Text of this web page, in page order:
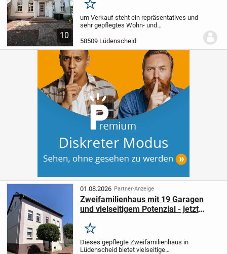
10
stadtzentraler Lage…
Merken
um Verkauf steht ein repräsentatives und
sehr gepflegtes Wohn- und
Lüdenscheid. Die Immobilie bietet mit
einer Gesamtnutzfläche von 285 m² und
einer...
58509 Lüdenscheid
01.08.2026 Partner-Anzeige
Zweifamilienhaus mit 19 Garagen
und vielseitigem Potenzial - jetzt
Merken
Dieses gepflegte Zweifamilienhaus in
Lüdenscheid bietet vielseitige